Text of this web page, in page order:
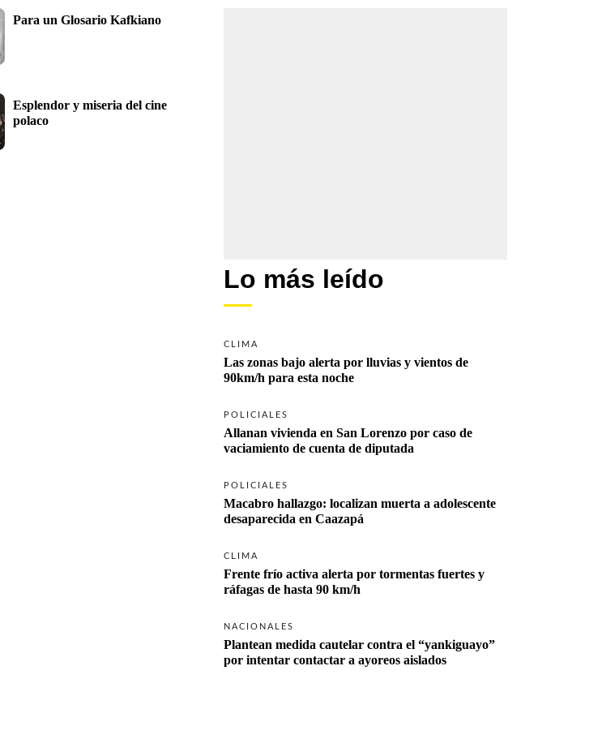
Para un Glosario Kafkiano
Esplendor y miseria del cine
polaco
Lo más leído
CLIMA
Las zonas bajo alerta por lluvias y vientos de
90km/h para esta noche
POLICIALES
Allanan vivienda en San Lorenzo por caso de
vaciamiento de cuenta de diputada
POLICIALES
Macabro hallazgo: localizan muerta a adolescente
CLIMA
Frente frío activa alerta por tormentas fuertes y
ráfagas de hasta 90 km/h
NACIONALES
Plantean medida cautelar contra el “yankiguayo”
por intentar contactar a ayoreos aislados